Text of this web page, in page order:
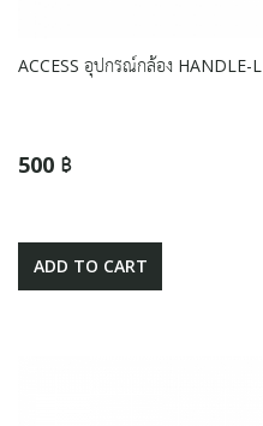
ACCESS อุปกรณ์กล้อง HANDLE-L
500 ฿
ADD TO CART